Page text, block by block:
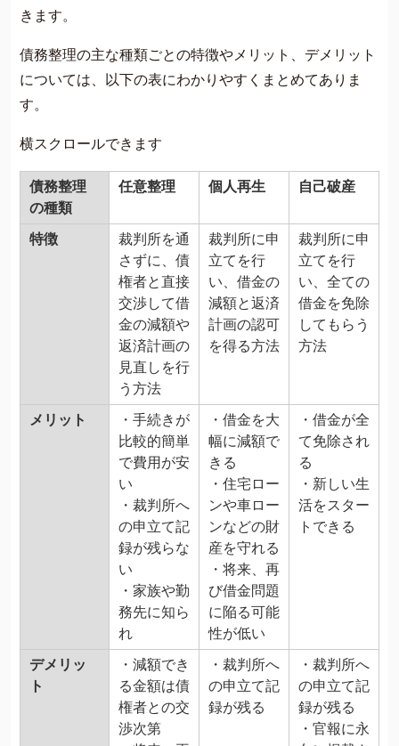
きます。
債務整理の主な種類ごとの特徴やメリット、デメリット
については、以下の表にわかりやすくまとめてありま
す。
横スクロールできます
債務整理
の種類
任意整理 個人再生 自己破産
特徴
裁判所を通
さずに、債
権者と直接
交渉して借
金の減額や
返済計画の
見直しを行
う方法
裁判所に申
立てを行
い、借金の
減額と返済
計画の認可
を得る方法
裁判所に申
立てを行
い、全ての
借金を免除
してもらう
方法
メリット
・手続きが
比較的簡単
で費用が安
い
・裁判所へ
の申立て記
録が残らな
い
・家族や勤
務先に知ら
れ
・借金を大
幅に減額で
きる
・住宅ロー
ンや車ロー
ンなどの財
産を守れる
・将来、再
び借金問題
に陥る可能
性が低い
・借金が全
て免除され
る
・新しい生
活をスター
トできる
デメリッ
ト
・減額でき
る金額は債
権者との交
渉次第
・裁判所へ
の申立て記
録が残る
・裁判所へ
の申立て記
録が残る
・官報に永